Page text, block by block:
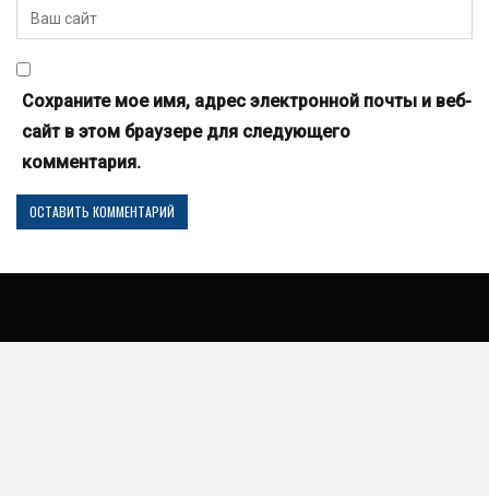
Сохраните мое имя, адрес электронной почты и веб-
сайт в этом браузере для следующего
комментария.